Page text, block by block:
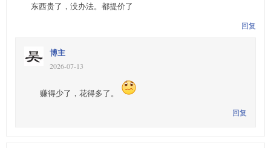
东西贵了，没办法。都提价了
回复
博主
2026-07-13
赚得少了，花得多了。
回复